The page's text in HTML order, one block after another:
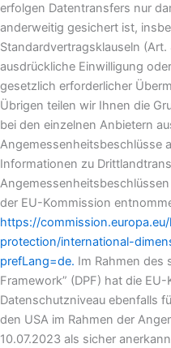
erfolgen Datentransfers nur
anderweitig gesichert ist,
Standardvertragsklauseln (Art.
ausdrückliche Einwilligung
gesetzlich erforderlicher
Übrigen teilen wir Ihnen die
bei den einzelnen Anbietern
Angemessenheitsbeschlüsse
Informationen zu
der EU-Kommission
https://
protection/international-
prefLang=de. Im Rahmen des
Framework” (DPF) hat die
Datenschutzniveau ebenfalls
den USA im Rahmen der
10.07.2023 als sicher